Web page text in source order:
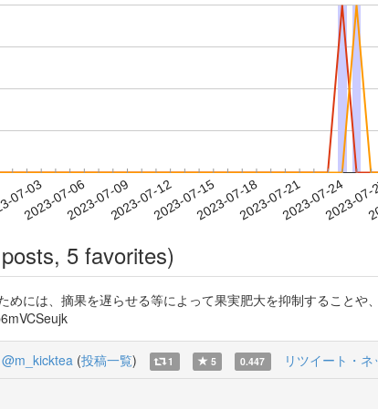
07-03
2023-07-062023-07-092023-07-122023-07-152023-07-182023-07-212023-07-24
2023-
5 favorites)
めには、摘果を遅らせる等によって果実肥大を抑制すること
@m_kicktea (投稿一覧) 1 5 0.447 リツイート・